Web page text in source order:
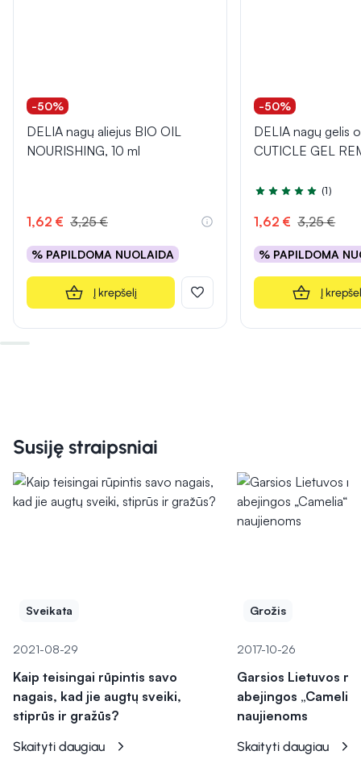
-50%
DELIA nagų aliejus BIO OIL
NOURISHING, 10 ml
1,62 € 3,25 €
% PAPILDOMA NUOLAIDA
Į krepšelį
-50%
DELIA nagų gelis
CUTICLE GEL
Įvertinimas 5.0 iš 5
(1)
1,62 € 3,25 €
% PAPILDOMA
Į
Susiję straipsniai
Sveikata
2021-08-29
Kaip teisingai rūpintis savo
nagais, kad jie augtų sveiki,
stiprūs ir gražūs?
Skaityti daugiau
Grožis
2017-10-26
Garsios Lietuvos
abejingos
naujienoms
Skaityti daugiau